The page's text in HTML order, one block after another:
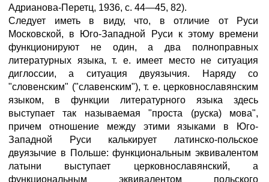
Адрианова-Перетц, 1936, с. 44—45, 82).
Следует иметь в виду, что, в отличие от Руси
Московской, в Юго-Западной Руси к этому времени
функционируют не один, а два полноправных
литературных языка, т. е. имеет место не ситуация
диглоссии, а ситуация двуязычия. Наряду со
"словенским" ("славенским"), т. е. церковнославянским
языком, в функции литературного языка здесь
выступает так называемая "проста (руска) мова",
причем отношение между этими языками в Юго-
Западной Руси калькирует латинско-польское
двуязычие в Польше: функциональным эквивалентом
латыни выступает церковнославянский, а
функциональным эквивалентом польского